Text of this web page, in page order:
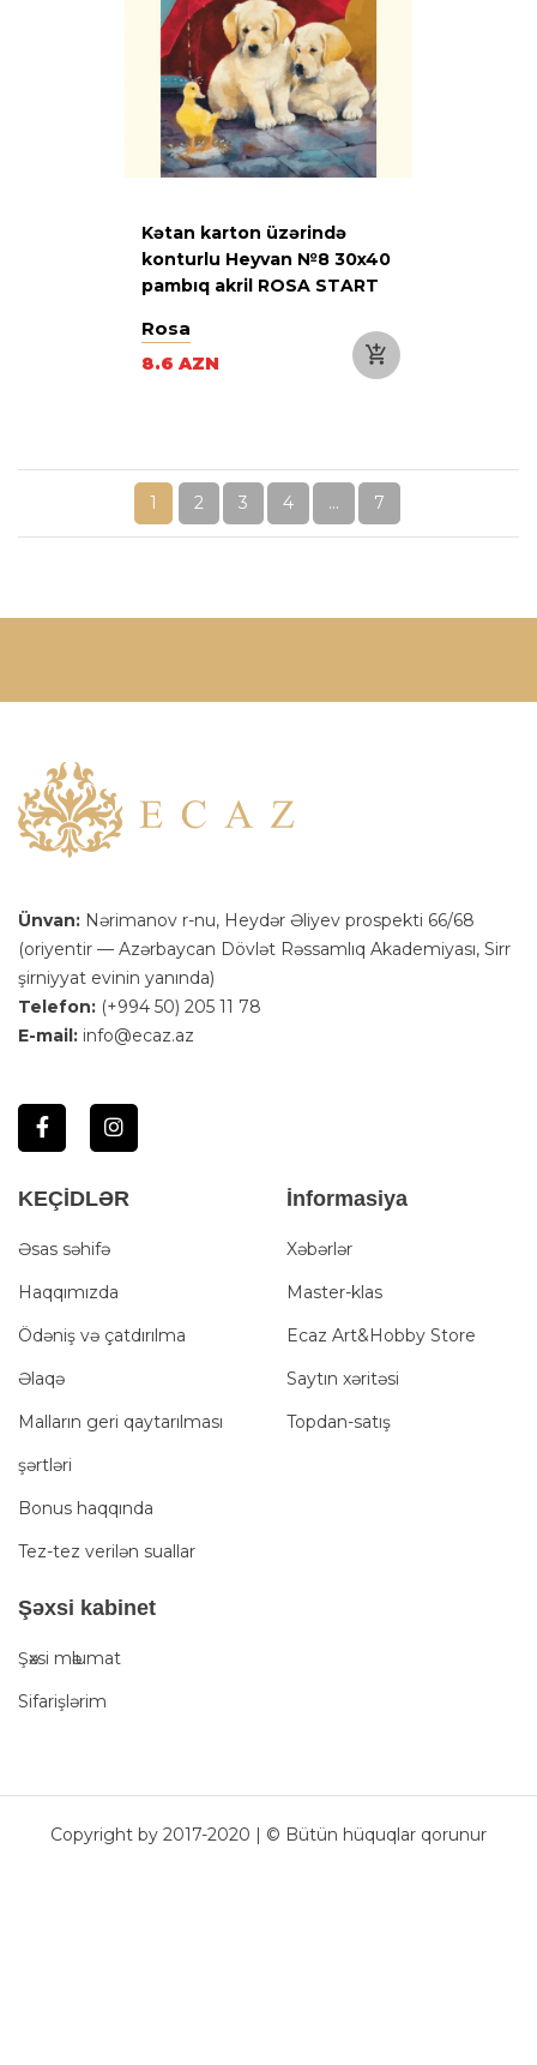
Kətan karton üzərində
konturlu Heyvan №8 30x40
pambıq akril ROSA START
Rosa
8.6 AZN
1 2 3 4 ... 7
Ünvan: Nərimanov r-nu, Heydər Əliyev prospekti 66/68
(oriyentir — Azərbaycan Dövlət Rəssamlıq Akademiyası, Sirr
şirniyyat evinin yanında)
Telefon: (+994 50) 205 11 78
E-mail: info@ecaz.az
KEÇİDLƏR
Əsas səhifə
Haqqımızda
Ödəniş və çatdırılma
Əlaqə
Malların geri qaytarılması
şərtləri
Bonus haqqında
Tez-tez verilən suallar
İnformasiya
Xəbərlər
Master-klas
Ecaz Art&Hobby Store
Saytın xəritəsi
Topdan-satış
Şәxsi kabinet
Şәxsi mәlumat
Sifarişlərim
Copyright by 2017-2020 | © Bütün hüquqlar qorunur